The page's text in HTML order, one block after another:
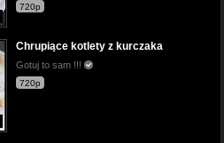
720p
Chrupiące kotlety z kurczaka
Gotuj to sam !!!
720p